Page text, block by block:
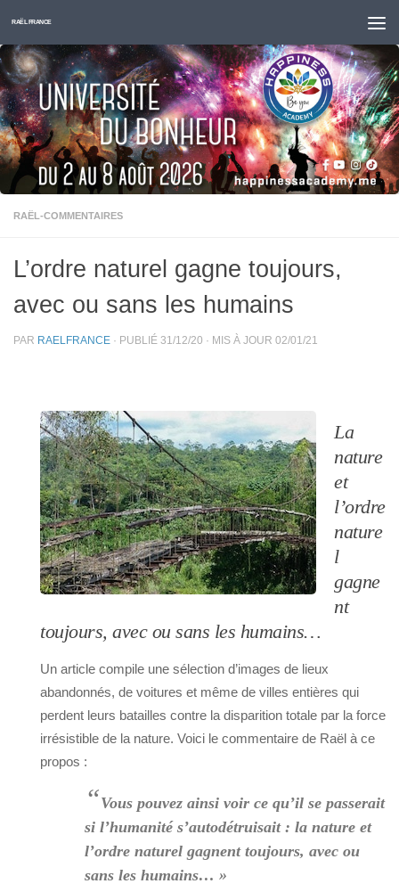
Skip to content
RAËL FRANCE
RAËL-COMMENTAIRES
L’ordre naturel gagne toujours,
avec ou sans les humains
PAR RAELFRANCE · PUBLIÉ 31/12/20 · MIS À JOUR 02/01/21
La
nature
et
l’ordre
nature
l
gagne
nt
toujours, avec ou sans les humains…
Un article compile une sélection d’images de lieux
abandonnés, de voitures et même de villes entières qui
perdent leurs batailles contre la disparition totale par la force
irrésistible de la nature. Voici le commentaire de Raël à ce
propos :
“Vous pouvez ainsi voir ce qu’il se passerait
si l’humanité s’autodétruisait : la nature et
l’ordre naturel gagnent toujours, avec ou
sans les humains… »